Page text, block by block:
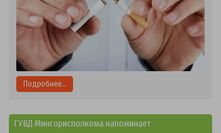
Подробнее...
ГУВД Мингорисполкома напоминает